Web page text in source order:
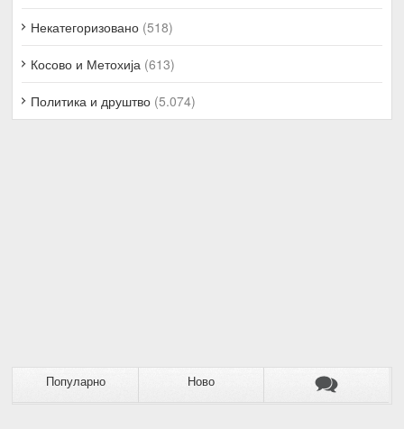
Некатегоризовано (518)
Косово и Метохија (613)
Политика и друштво (5.074)
Популарно Ново